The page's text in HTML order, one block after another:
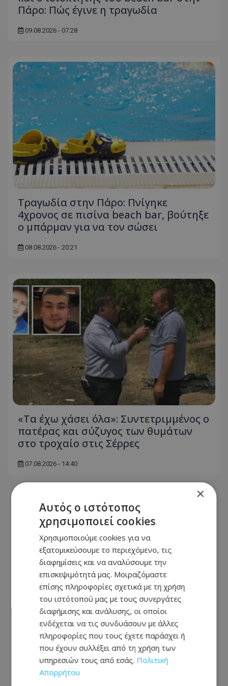
Πάρο: Πώς έγινε η τραγωδία
09.08.2026 - 07:28
Τραγωδία στην Πάρο: Πνίγηκε
4χρονος σε πισίνα beach bar, βούτηξε
ο μπάρμαν για να τον σώσει
08.08.2026 - 20:21
«Τα έχω χάσει όλα»: Συντετριμμένος ο
πατέρας και σύζυγος των θυμάτων
στο τροχαίο στις Σέρρες
07.08.2026 - 14:40
Μητέρα και γιος νεκροί από την
μετωπική σύγκρουση φορτηγού με
όχημα στις Σέρρες - Δείτε εικόνες από
το σημείο της τραγωδίας
×
Αυτός ο ιστότοπος
χρησιμοποιεί cookies
Χρησιμοποιούμε cookies για να
εξατομικεύσουμε το περιεχόμενο, τις
διαφημίσεις και να αναλύσουμε την
επισκεψιμότητά μας. Μοιραζόμαστε
επίσης πληροφορίες σχετικά με τη χρήση
του ιστότοπού μας με τους συνεργάτες
διαφήμισης και ανάλυσης, οι οποίοι
ενδέχεται να τις συνδυάσουν με άλλες
πληροφορίες που τους έχετε παράσχει ή
που έχουν συλλέξει από τη χρήση των
υπηρεσιών τους από εσάς. Πολιτική
Απορρήτου